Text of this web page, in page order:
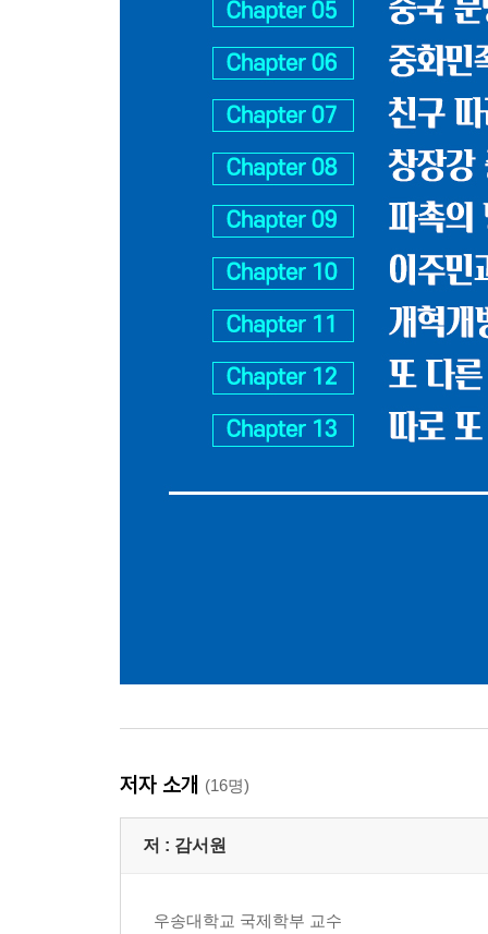
저자 소개 (16명)
저 : 감서원
우송대학교 국제학부 교수